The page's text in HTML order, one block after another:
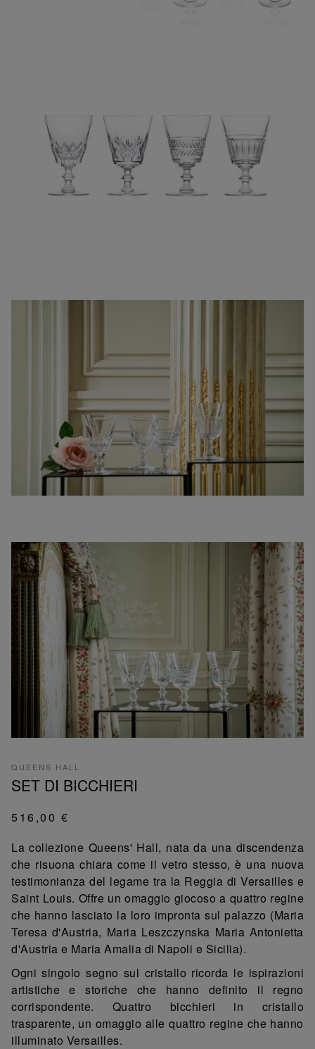
QUEENS HALL
SET DI BICCHIERI
516,00 €
La collezione Queens' Hall, nata da una discendenza
che risuona chiara come il vetro stesso, è una nuova
testimonianza del legame tra la Reggia di Versailles e
Saint Louis. Offre un omaggio giocoso a quattro regine
che hanno lasciato la loro impronta sul palazzo (Maria
Teresa d'Austria, Maria Leszczynska Maria Antonietta
d'Austria e Maria Amalia di Napoli e Sicilia).
Ogni singolo segno sul cristallo ricorda le ispirazioni
artistiche e storiche che hanno definito il regno
corrispondente. Quattro bicchieri in cristallo
trasparente, un omaggio alle quattro regine che hanno
illuminato Versailles.